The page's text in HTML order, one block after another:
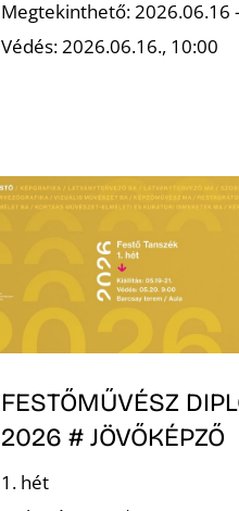
Megtekinthető: 2026.06.16
Védés: 2026.06.16., 10:00
FESTŐMŰVÉSZ
2026 # JÖVŐKÉPZŐ
1. hét